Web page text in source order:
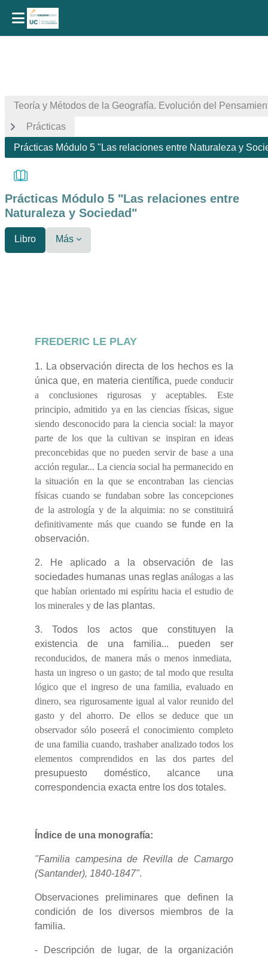
Teoría y Métodos de la Geografía. Evolución del
Prácticas
Prácticas Módulo 5 "Las relaciones entre Naturaleza y
Prácticas Módulo 5 "Las relaciones entre
Naturaleza y Sociedad"
Libro Más
FREDERIC LE PLAY
1. La observación directa de los hechos es la
única que, en materia científica, puede conducir
a conclusiones rigurosas y aceptables. Este
principio, admitido ya en las ciencias físicas, sigue
siendo desconocido para la ciencia social: la mayor
parte de los que la cultivan se inspiran en ideas
preconcebidas que no pueden servir de base a una
acción regular... La ciencia social ha permanecido en
la situación en la que se encontraban las ciencias
físicas cuando se fundaban sobre las concepciones
de la astrología y de la alquimia: no se constituirá
definitivamente más que cuandose funde en la
observación.
2. He aplicado a la observación de las
sociedades humanas unas reglas análogas a las
que habían orientado mi espíritu hacia el estudio de
los minerales y de las plantas.
3. Todos los actos que constituyen la
existencia de una familia... pueden ser
reconducidos, de manera más o menos inmediata,
hasta un ingreso o un gasto; de tal modo que resulta
lógico que el ingreso de una familia, evaluado en
dinero, sea rigurosamente igual al valor reunido del
gasto y del ahorro. De ellos se deduce que un
observador sólo poseerá el conocimiento completo
de una familia cuando, trashaber analizado todos los
elementos comprendidos en las dos partes del
presupuesto doméstico, alcance una
correspondencia exacta entre los dos totales.
Índice de una monografía:
"Familia campesina de Revilla de Camargo
(Santander), 1840-1847".
Observaciones preliminares que definen la
condición de los diversos miembros de la
familia.
- Descripción de lugar, de la organización